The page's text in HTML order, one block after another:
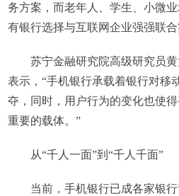
务方案，而老年人、学生、小微
有银行选择与互联网企业强强联合
苏宁金融研究院高级研究员
表示，“手机银行承载着银行对移
夺，同时，用户行为的变化也使
重要的载体。”
从“千人一面”到“千人千面”
当前，手机银行已成各家银